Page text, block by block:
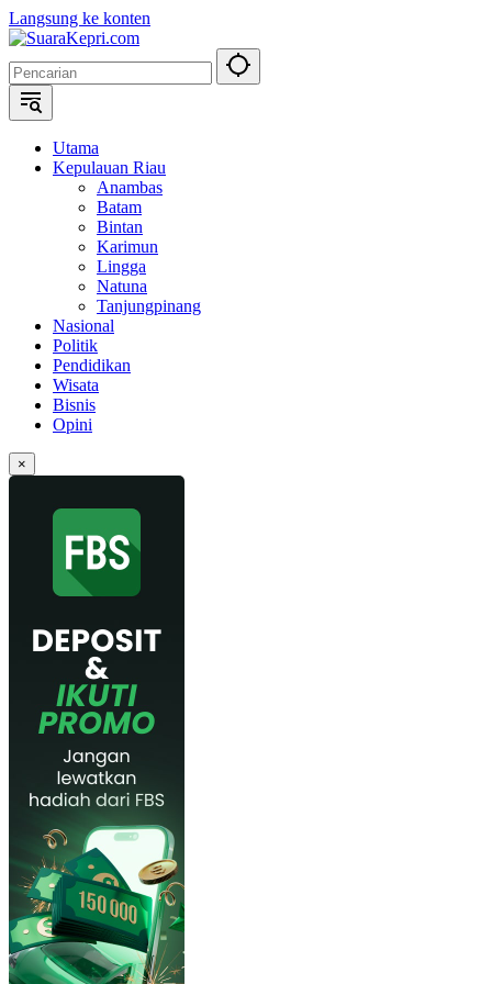
Langsung ke konten
Utama
Kepulauan Riau
Anambas
Batam
Bintan
Karimun
Lingga
Natuna
Tanjungpinang
Nasional
Politik
Pendidikan
Wisata
Bisnis
Opini
×